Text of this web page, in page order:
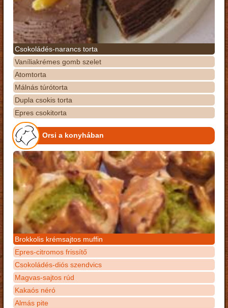
Csokoládés-narancs torta
Vaníliakrémes gomb szelet
Atomtorta
Málnás túrótorta
Dupla csokis torta
Epres csokitorta
Orsi a konyhában
Brokkolis krémsajtos muffin
Epres-citromos frissítő
Csokoládés-diós szendvics
Magvas-sajtos rúd
Kakaós néró
Almás pite